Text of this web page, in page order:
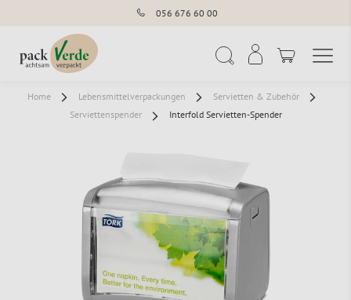
056 676 60 00
Home Lebensmittelverpackungen
Servietten & Zubehör
Serviettenspender
Interfold Servietten-Spender